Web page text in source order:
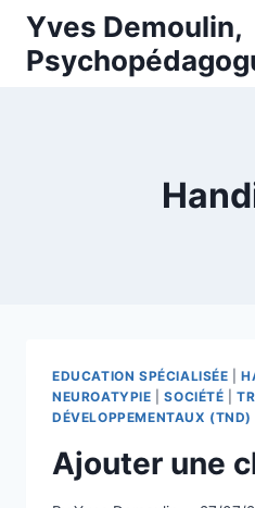
Skip
content
Yves Demoulin,
EDUCATION SPÉCIALISÉE |
NEUROATYPIE |SOCIÉTÉ |
DÉVELOPPEMENTAUX (TND)
Ajouter une